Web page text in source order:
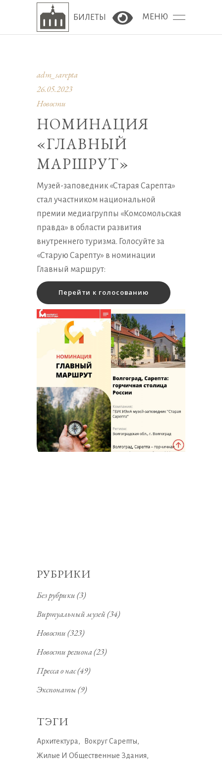
БИЛЕТЫ Версия сайта для
МЕНЮ
adm_sarepta
26.05.2023
Новости
НОМИНАЦИЯ
«ГЛАВНЫЙ
МАРШРУТ»
Музей-заповедник «Старая Сарепта»
стал участником национальной
премии медиагруппы «Комсомольская
правда» в области развития
внутреннего туризма. Голосуйте за
«Старую Сарепту» в номинации
Главный маршрут:
Перейти к голосованию
РУБРИКИ
Без рубрики(3)
Виртуальный музей(34)
Новости(323)
Новости региона(23)
Пресса о нас(49)
Экспонаты(9)
ТЭГИ
Архитектура
Вокруг Сарепты
Жилые И Общественные Здания